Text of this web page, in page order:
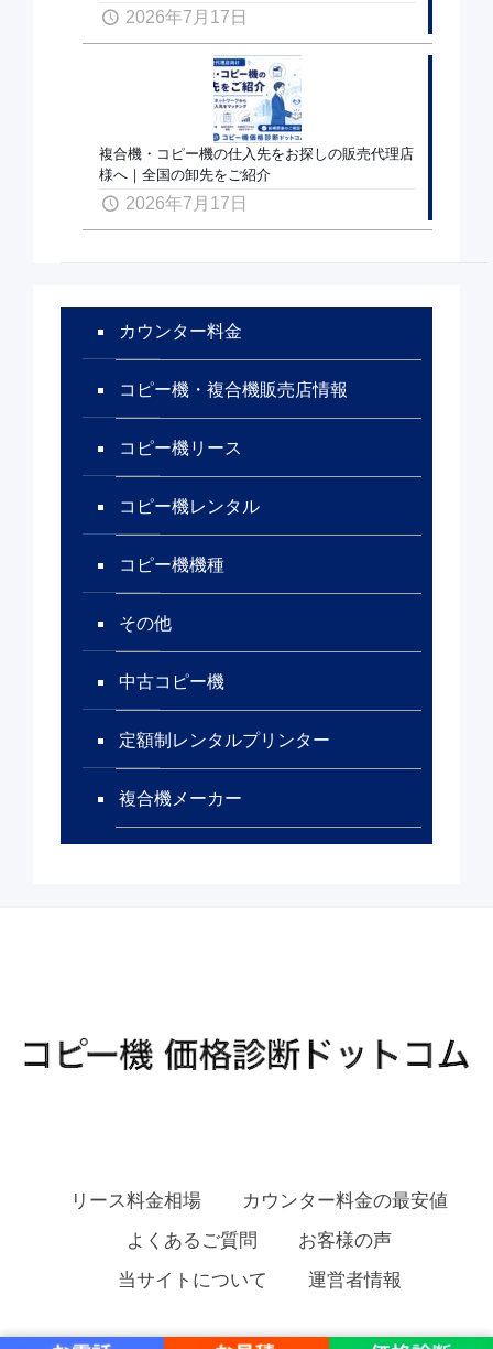
2026年7月17日
複合機・コピー機の仕入先をお探しの販売代理店
様へ｜全国の卸先をご紹介
2026年7月17日
カウンター料金
コピー機・複合機販売店情報
コピー機リース
コピー機レンタル
コピー機機種
その他
中古コピー機
定額制レンタルプリンター
複合機メーカー
リース料金相場
カウンター料金の最安値
よくあるご質問
お客様の声
当サイトについて
運営者情報